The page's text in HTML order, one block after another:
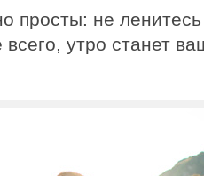
просты: не
всего, утро станет